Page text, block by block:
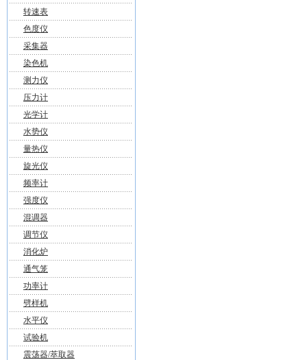
转速表
色度仪
采集器
染色机
测力仪
压力计
光学计
水势仪
量热仪
旋光仪
频率计
强度仪
混调器
调节仪
消化炉
通气笼
功率计
劈样机
水平仪
试验机
震荡器/萃取器